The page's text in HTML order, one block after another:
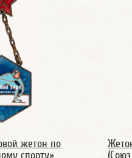
жетон по
спорту»